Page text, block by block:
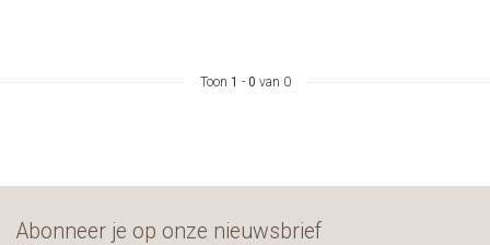
Toon 1 - 0 van 0
Abonneer je op onze nieuwsbrief